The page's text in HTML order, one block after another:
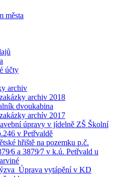
města
účty
archiv
archiv 2018
dvoukabina
archív 2017
úpravy v jídelně ZŠ Školní
v Petřvaldě
hřiště na pozemku p.č.
a 3879⁄7 v k.ú. Petřvald u
vytápění v KD